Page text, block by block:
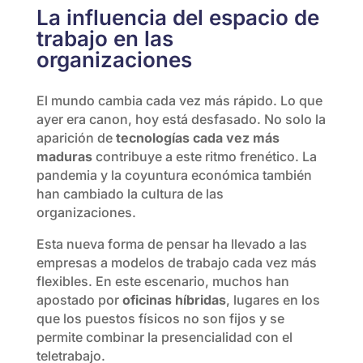
La influencia del espacio de
trabajo en las
organizaciones
El mundo cambia cada vez más rápido. Lo que
ayer era canon, hoy está desfasado. No solo la
aparición de tecnologías cada vez más
madurascontribuye a este ritmo frenético. La
pandemia y la coyuntura económica también
han cambiado la cultura de las
organizaciones.
Esta nueva forma de pensar ha llevado a las
empresas a modelos de trabajo cada vez más
flexibles. En este escenario, muchos han
apostado por oficinas híbridas, lugares en los
que los puestos físicos no son fijos y se
permite combinar la presencialidad con el
teletrabajo.